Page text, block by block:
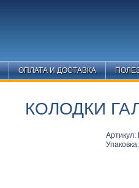
ОПЛАТА И ДОСТАВКА
КОЛОДКИ